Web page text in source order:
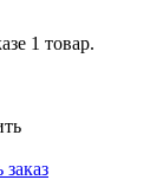
1 товар.